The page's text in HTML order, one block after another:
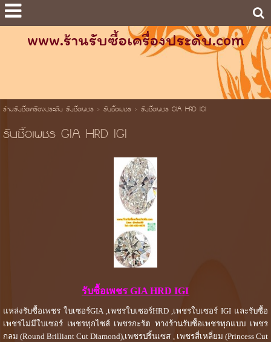
www.ร้านรับซื้อเครื่องประดับ.com
ร้านรับซื้อเครื่องประดับ รับซื้อเพชร> รับซื้อเพชร> รับซื้อเพชร GIA HRD IGI
รับซื้อเพชร GIA HRD IGI
รับซื้อเพชร GIA HRD IGI
แหล่งรับซื้อเพชร ใบเซอร์GIA ,เพชรใบเซอร์HRD ,เพชรใบเซอร์ IGI และรับซื้อ
เพชรไม่มีใบเซอร์ เพชรทุกไซส์ เพชรกะรัต ทางร้านรับซื้อเพชรทุกแบบ เพชร
กลม (Round Brilliant Cut Diamond),เพชรปริ้นเซส , เพชรสี่เหลี่ยม (Princess Cut